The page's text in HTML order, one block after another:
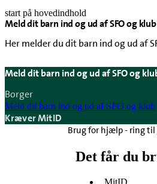
start på hovedindhold
Meld dit barn ind og ud af SFO og klub
Her melder du dit barn ind og ud af
senest opdateret 11. juni 2025
Meld dit barn ind og ud af SFO og
Borger
Meld dit barn ind og ud af SFO og klub
Kræver MitID
Brug for hjælp - ring til
Det får du
MitID